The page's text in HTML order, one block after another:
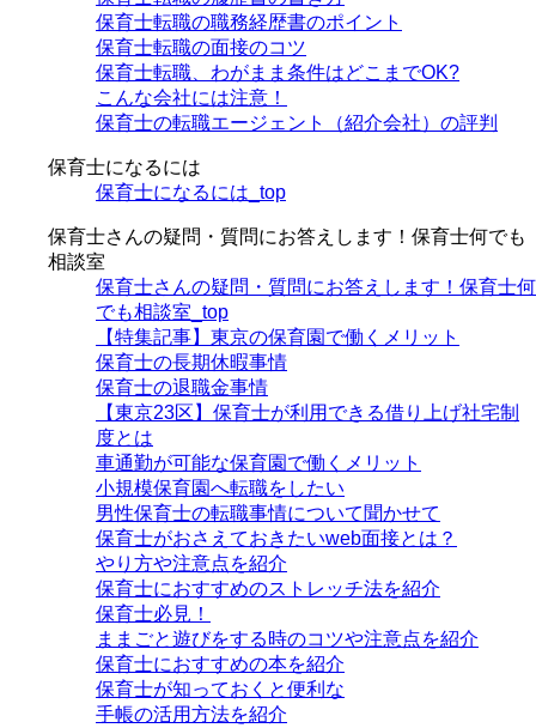
保育士転職の職務経歴書のポイント
保育士転職の面接のコツ
保育士転職、わがまま条件はどこまでOK?
こんな会社には注意！
保育士の転職エージェント（紹介会社）の評判
保育士になるには
保育士になるには_top
保育士さんの疑問・質問にお答えします！保育士何でも
相談室
保育士さんの疑問・質問にお答えします！保育士何
でも相談室_top
【特集記事】東京の保育園で働くメリット
保育士の長期休暇事情
保育士の退職金事情
【東京23区】保育士が利用できる借り上げ社宅制
度とは
車通勤が可能な保育園で働くメリット
小規模保育園へ転職をしたい
男性保育士の転職事情について聞かせて
保育士がおさえておきたいweb面接とは？
やり方や注意点を紹介
保育士におすすめのストレッチ法を紹介
保育士必見！
ままごと遊びをする時のコツや注意点を紹介
保育士におすすめの本を紹介
保育士が知っておくと便利な
手帳の活用方法を紹介